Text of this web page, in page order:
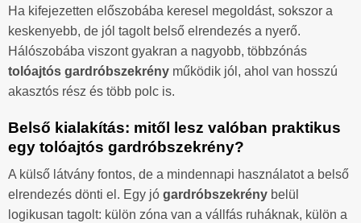
Ha kifejezetten előszobába keresel megoldást, sokszor a
keskenyebb, de jól tagolt belső elrendezés a nyerő.
Hálószobába viszont gyakran a nagyobb, többzónás
tolóajtós gardróbszekrény működik jól, ahol van hosszú
akasztós rész és több polc is.
Belső kialakítás: mitől lesz valóban praktikus
egy tolóajtós gardróbszekrény?
A külső látvány fontos, de a mindennapi használatot a belső
elrendezés dönti el. Egy jó gardróbszekrény belül
logikusan tagolt: külön zóna van a vállfás ruháknak, külön a